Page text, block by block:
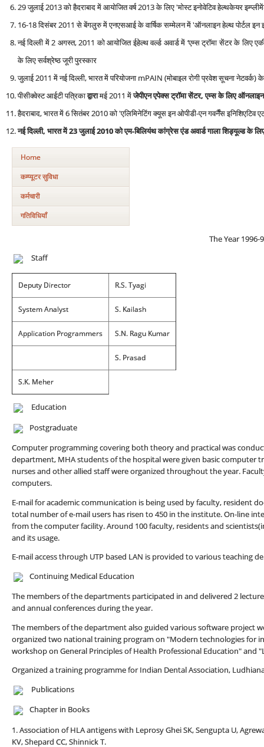
29 जुलाई 2013 को हैदराबाद में आयोजित वर्ष 2013 के लिए 'मोस्ट इनोवेटिव हेल्थकेयर
16-18 दिसंबर 2011 से बेंगलुरु में एनएसआई के वार्षिक सम्मेलन में 'ऑनलाइन हेल्थ पोर्टल इन
नई दिल्ली में 2 अगस्त, 2011 को आयोजित ईहेल्थ वर्ल्ड अवार्ड में ‘एम्स ट्रॉमा सेंटर के लिए
के लिए सर्वश्रेष्ठ जूरी पुरस्कार
जुलाई 2011 में नई दिल्ली, भारत में परियोजना mPAIN (मोबाइल रोगी प्रवेश सूचना नेटवर्क)
पीसीक्वेस्ट आईटी पत्रिकाद्वारामई 2011 मेंजेपीएन एपेक्स ट्रॉमा सेंटर, एम्स के लिए ऑनलाइन
हैदराबाद, भारत में 6 सितंबर 2010 को 'एलिमिनेटिंग क्यूस इन ओपीडी-एन गवर्नैंस इनिशिएटिव
नई दिल्ली, भारत में 23 जुलाई 2010 को एम-बिलियंथ कांग्रेस एंड अवार्ड गाला शिड्यूल्ड के
Home
कम्‍प्‍यूटर सुविधा
कर्मचारी
गतिविधियाँ
The Year 1996-
Staff
Deputy Director R.S. Tyagi
System Analyst S. Kailash
Application Programmers S.N. Ragu Kumar
S. Prasad
S.K. Meher
Education
Postgraduate
Computer programming covering both theory and practical was
department, MHA students of the hospital were given basic computer
nurses and other allied staff were organized throughout the year.
computers.
E-mail for academic communication is being used by faculty, resident
total number of e-mail users has risen to 450 in the institute. On-line
from the computer facility. Around 100 faculty, residents and
and its usage.
E-mail access through UTP based LAN is provided to various teaching
Continuing Medical Education
The members of the departments participated in and delivered 2
and annual conferences during the year.
The members of the department also guided various software project
organized two national training program on "Modern technologies for
workshop on General Principles of Health Professional Education" and
Organized a training programme for Indian Dental Association,
Publications
Chapter in Books
1. Association of HLA antigens with Leprosy Ghei SK, Sengupta U,
KV, Shepard CC, Shinnick T.